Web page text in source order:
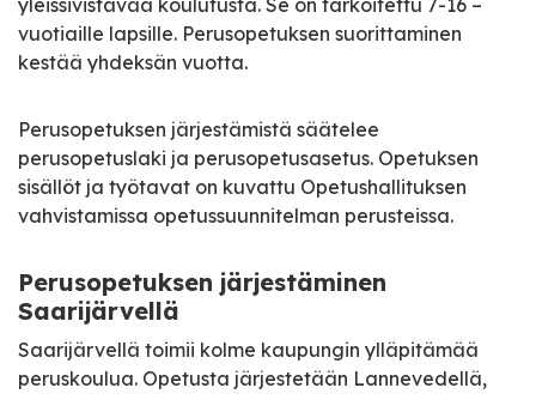
yleissivistävää koulutusta. Se on tarkoitettu 7-16 –
vuotiaille lapsille. Perusopetuksen suorittaminen
kestää yhdeksän vuotta.
Perusopetuksen järjestämistä säätelee
perusopetuslaki ja perusopetusasetus. Opetuksen
sisällöt ja työtavat on kuvattu Opetushallituksen
vahvistamissa opetussuunnitelman perusteissa.
Perusopetuksen järjestäminen
Saarijärvellä
Saarijärvellä toimii kolme kaupungin ylläpitämää
peruskoulua. Opetusta järjestetään Lannevedellä,